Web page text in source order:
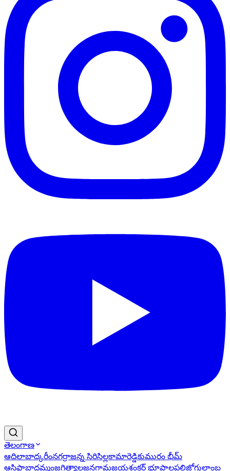
తెలంగాణ
ఆదిలాబాద్కరీంనగర్రాజన్న సిరిసిల్లకామారెడ్డికుమురం భీమ్
ఆసిఫాబాద్ఖమ్మంజగిత్యాలజనగామజయశంకర్ భూపాలపల్లిజోగులాంబ